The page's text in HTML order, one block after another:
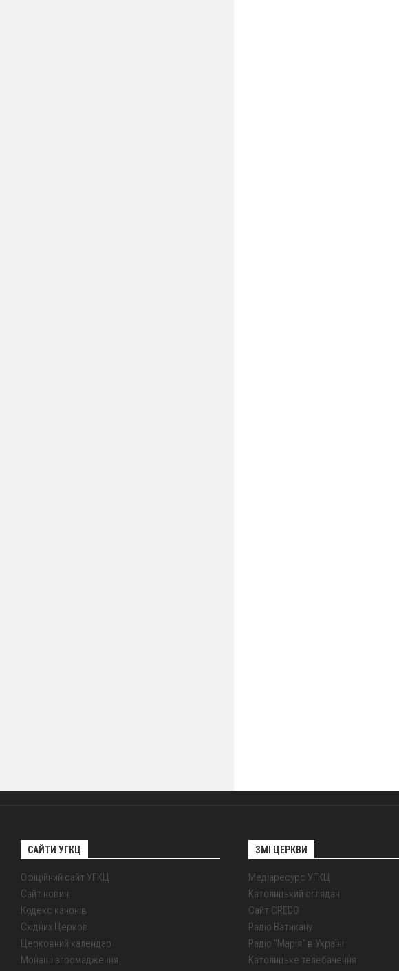
САЙТИ УГКЦ
Офіційний сайт УГКЦ
Сайт новин
Кодекс канонів
Східних Церков
Церковний календар
Монаші згромадження
ЗМІ ЦЕРКВИ
Медіаресурс УГКЦ
Католицький оглядач
Сайт CREDO
Радіо Ватикану
Радіо "Марія" в Україні
Католицьке телебачення